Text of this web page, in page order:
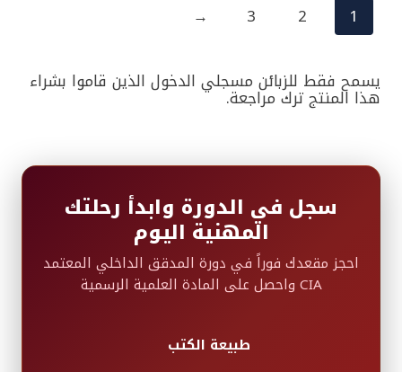
1
2
3
→
يسمح فقط للزبائن مسجلي الدخول الذين قاموا بشراء
هذا المنتج ترك مراجعة.
سجل في الدورة وابدأ رحلتك
المهنية اليوم
احجز مقعدك فوراً في دورة المدقق الداخلي المعتمد
CIA واحصل على المادة العلمية الرسمية
طبيعة الكتب